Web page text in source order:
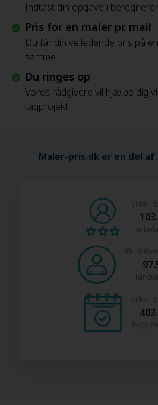
Indtast din opgave i
Pris for en maler pr. mail
Du får din vejledende pris på
samme
Du ringes op
Vores rådgivere vil hjælpe dig
tagprojekt
Maler-pris.dk er en del
Vi har
På
Vi har